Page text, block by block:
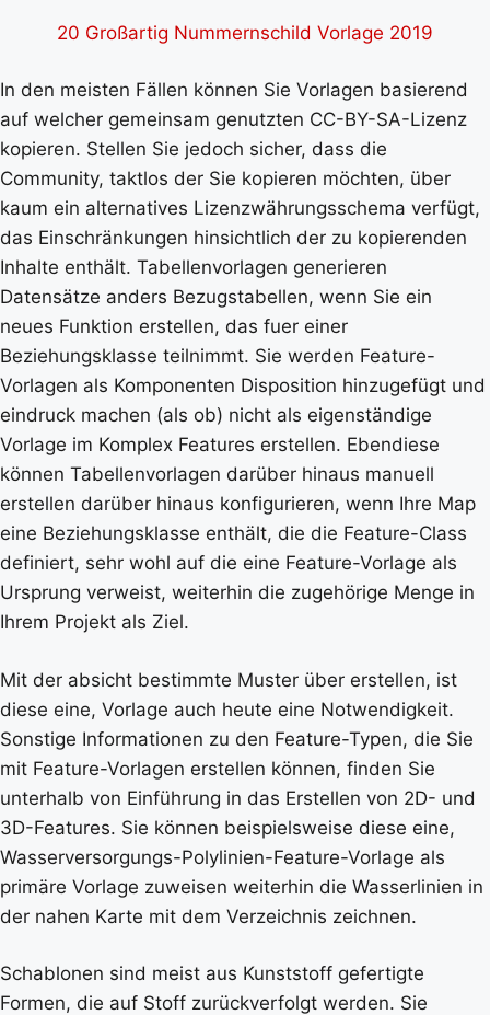
20 Großartig Nummernschild Vorlage 2019
In den meisten Fällen können Sie Vorlagen basierend
auf welcher gemeinsam genutzten CC-BY-SA-Lizenz
kopieren. Stellen Sie jedoch sicher, dass die
Community, taktlos der Sie kopieren möchten, über
kaum ein alternatives Lizenzwährungsschema verfügt,
das Einschränkungen hinsichtlich der zu kopierenden
Inhalte enthält. Tabellenvorlagen generieren
Datensätze anders Bezugstabellen, wenn Sie ein
neues Funktion erstellen, das fuer einer
Beziehungsklasse teilnimmt. Sie werden Feature-
Vorlagen als Komponenten Disposition hinzugefügt und
eindruck machen (als ob) nicht als eigenständige
Vorlage im Komplex Features erstellen. Ebendiese
können Tabellenvorlagen darüber hinaus manuell
erstellen darüber hinaus konfigurieren, wenn Ihre Map
eine Beziehungsklasse enthält, die die Feature-Class
definiert, sehr wohl auf die eine Feature-Vorlage als
Ursprung verweist, weiterhin die zugehörige Menge in
Ihrem Projekt als Ziel.
Mit der absicht bestimmte Muster über erstellen, ist
diese eine, Vorlage auch heute eine Notwendigkeit.
Sonstige Informationen zu den Feature-Typen, die Sie
mit Feature-Vorlagen erstellen können, finden Sie
unterhalb von Einführung in das Erstellen von 2D- und
3D-Features. Sie können beispielsweise diese eine,
Wasserversorgungs-Polylinien-Feature-Vorlage als
primäre Vorlage zuweisen weiterhin die Wasserlinien in
der nahen Karte mit dem Verzeichnis zeichnen.
Schablonen sind meist aus Kunststoff gefertigte
Formen, die auf Stoff zurückverfolgt werden. Sie